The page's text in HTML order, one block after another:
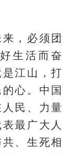
，必须团
生活而奋
江山，打
心。中国
民、力量
最广大人
、生死相